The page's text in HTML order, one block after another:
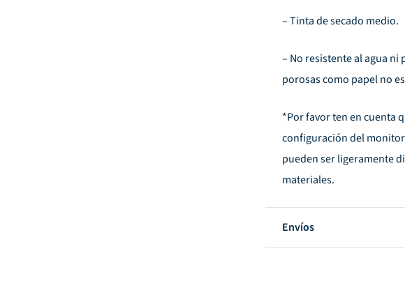
– Tinta de secado medio.
– No resistente al agua
porosas como papel no
*Por favor ten en cuenta
configuración del
pueden ser ligeramente
materiales.
Envíos